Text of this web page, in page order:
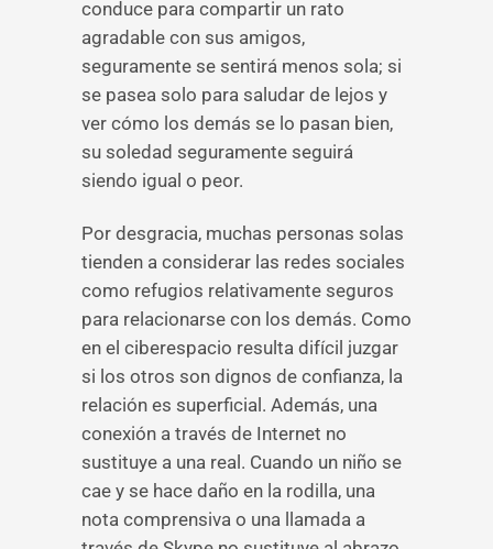
conduce para compartir un rato
agradable con sus amigos,
seguramente se sentirá menos sola; si
se pasea solo para saludar de lejos y
ver cómo los demás se lo pasan bien,
su soledad seguramente seguirá
siendo igual o peor.
Por desgracia, muchas personas solas
tienden a considerar las redes sociales
como refugios relativamente seguros
para relacionarse con los demás. Como
en el ciberespacio resulta difícil juzgar
si los otros son dignos de confianza, la
relación es superficial. Además, una
conexión a través de Internet no
sustituye a una real. Cuando un niño se
cae y se hace daño en la rodilla, una
nota comprensiva o una llamada a